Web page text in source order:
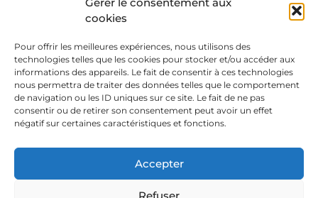
cookies
Pour offrir les meilleures expériences, nous utilisons des
technologies telles que les cookies pour stocker et/ou accéder aux
informations des appareils. Le fait de consentir à ces technologies
nous permettra de traiter des données telles que le comportement
de navigation ou les ID uniques sur ce site. Le fait de ne pas
consentir ou de retirer son consentement peut avoir un effet
négatif sur certaines caractéristiques et fonctions.
Accepter
Refuser
Mon compte
Livraison et retour
Prise de rendez-vous
Conditions de rachat
À PROPOS